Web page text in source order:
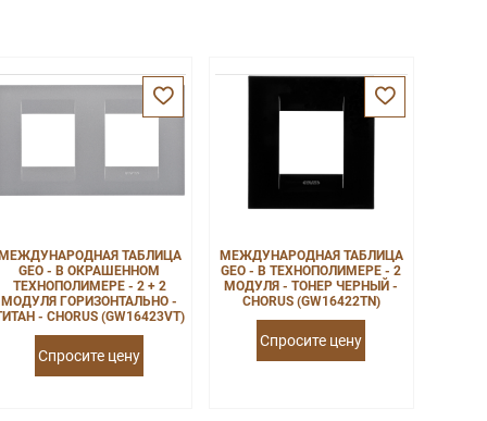
МЕЖДУНАРОДНАЯ ТАБЛИЦА
GEO - В ОКРАШЕННОМ
ТЕХНОПОЛИМЕРЕ - 2 + 2
МОДУЛЯ ГОРИЗОНТАЛЬНО -
- CHORUS (GW16423VT)
Спросите цену
МЕЖДУНАРОДНАЯ ТАБЛИЦА
GEO - В ТЕХНОПОЛИМЕРЕ - 2
МОДУЛЯ - ТОНЕР ЧЕРНЫЙ -
CHORUS (GW16422TN)
Спросите цену